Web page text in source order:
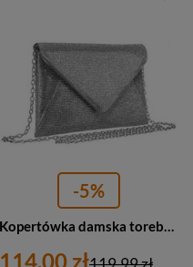
-5%
114,00 zł